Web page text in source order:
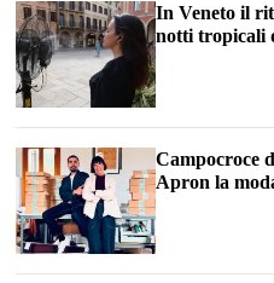
In Veneto il
notti tropicali
Campocroce
Apron la